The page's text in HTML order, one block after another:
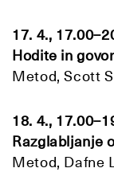
17. 4.,
Hodite in
Metod, Scott
18. 4.,
Razglabljanje
Metod, Dafne